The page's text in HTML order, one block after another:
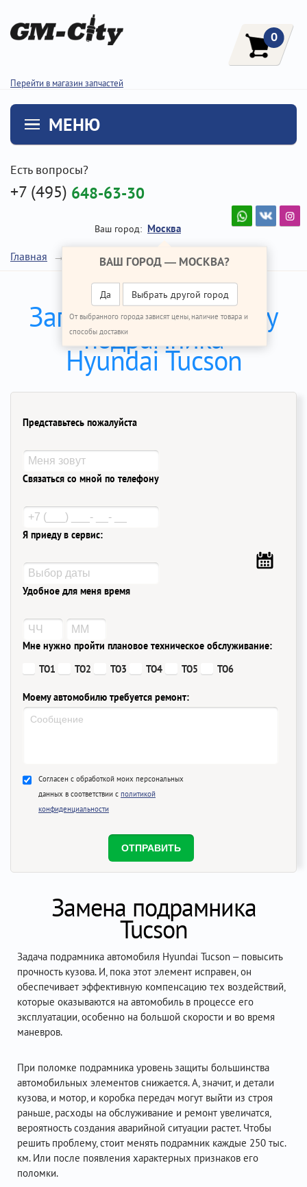
Перейти в магазин запчастей
0
МЕНЮ
Есть вопросы?
+7 (495) 648-63-30
Ваш город: Москва
ВАШ ГОРОД — МОСКВА?
Да Выбрать другой город
От выбранного города зависят цены, наличие товара и
способы доставки
Главная Ремонт Хендай Туссан Подрамник
Записаться на замену
подрамника
Hyundai Tucson
Представьтесь пожалуйста
Связаться со мной по телефону
Я приеду в сервис:
Удобное для меня время
Мне нужно пройти плановое техническое обслуживание:
ТО1
ТО2 ТО3 ТО4 ТО5 ТО6
Моему автомобилю требуется ремонт:
Согласен с обработкой моих персональных
данных в соответствии с политикой
конфиденциальности
Замена подрамника
Tucson
Задача подрамника автомобиля Hyundai Tucson – повысить
прочность кузова. И, пока этот элемент исправен, он
обеспечивает эффективную компенсацию тех воздействий,
которые оказываются на автомобиль в процессе его
эксплуатации, особенно на большой скорости и во время
маневров.
При поломке подрамника уровень защиты большинства
автомобильных элементов снижается. А, значит, и детали
кузова, и мотор, и коробка передач могут выйти из строя
раньше, расходы на обслуживание и ремонт увеличатся,
вероятность создания аварийной ситуации растет. Чтобы
решить проблему, стоит менять подрамник каждые 250 тыс.
км. Или после появления характерных признаков его
поломки.